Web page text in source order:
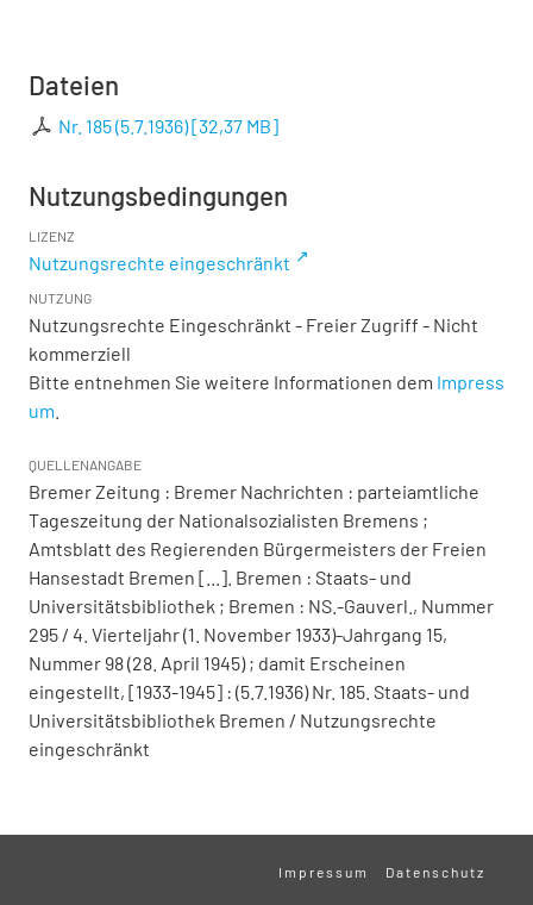
Dateien
Nr. 185 (5.7.1936)[32,37 MB]
Nutzungsbedingungen
LIZENZ
Nutzungsrechte eingeschränkt
NUTZUNG
Nutzungsrechte Eingeschränkt - Freier Zugriff - Nicht
kommerziell
Bitte entnehmen Sie weitere Informationen dem Impress
um
QUELLENANGABE
Bremer Zeitung : Bremer Nachrichten : parteiamtliche
Tageszeitung der Nationalsozialisten Bremens ;
Amtsblatt des Regierenden Bürgermeisters der Freien
Hansestadt Bremen [...]. Bremen : Staats- und
Universitätsbibliothek ; Bremen : NS.-Gauverl., Nummer
295 / 4. Vierteljahr (1. November 1933)-Jahrgang 15,
Nummer 98 (28. April 1945) ; damit Erscheinen
eingestellt, [1933-1945] : (5.7.1936) Nr. 185. Staats- und
Universitätsbibliothek Bremen / Nutzungsrechte
eingeschränkt
Impressum Datenschutz